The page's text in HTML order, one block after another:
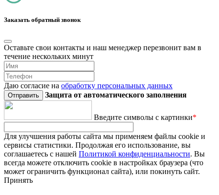
Заказать обратный звонок
Оставьте свои контакты и наш менеджер перезвонит вам в
течение нескольких минут
Даю согласие на обработку персональных данных
Защита от автоматического заполнения
Введите символы с картинки*
Для улучшения работы сайта мы применяем файлы cookie и
сервисы статистики. Продолжая его использование, вы
соглашаетесь с нашей Политикой конфиденциальности. Вы
всегда можете отключить cookie в настройках браузера (что
может ограничить функционал сайта), или покинуть сайт.
Принять